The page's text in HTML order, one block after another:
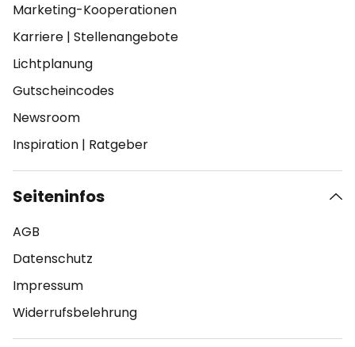
Marketing-Kooperationen
Karriere | Stellenangebote
Lichtplanung
Gutscheincodes
Newsroom
Inspiration | Ratgeber
Seiteninfos
AGB
Datenschutz
Impressum
Widerrufsbelehrung